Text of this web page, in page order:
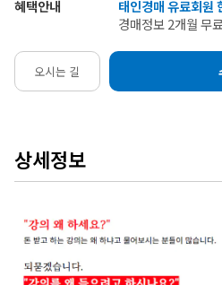
혜택안내
태인경매 유료회원
경매정보 2개월 무
오시는 길
상세정보